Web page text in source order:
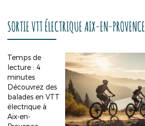
SORTIE VTT ÉLECTRIQUE AIX-EN-PROVENCE
Temps de
lecture : 4
minutes
Découvrez des
balades en VTT
électrique à
Aix-en-